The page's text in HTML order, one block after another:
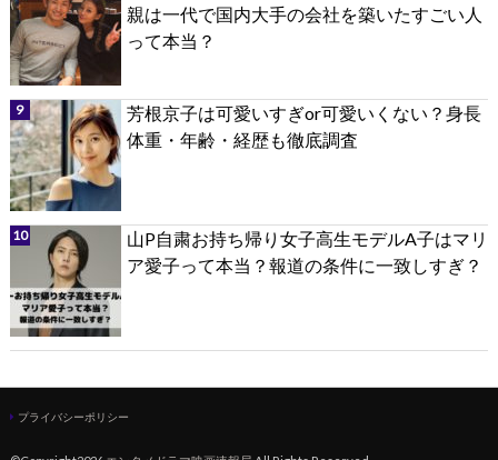
親は一代で国内大手の会社を築いたすごい人
って本当？
芳根京子は可愛いすぎor可愛いくない？身長
体重・年齢・経歴も徹底調査
山P自粛お持ち帰り女子高生モデルA子はマリ
ア愛子って本当？報道の条件に一致しすぎ？
プライバシーポリシー